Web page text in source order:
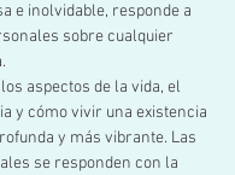
e inolvidable, responde a
sobre cualquier
aspectos de la vida, el
y cómo vivir una existencia
y más vibrante. Las
se responden con la